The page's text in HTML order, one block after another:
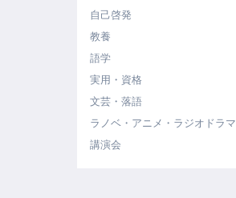
自己啓発
教養
語学
実用・資格
文芸・落語
ラノベ・アニメ・ラジオドラマ
講演会